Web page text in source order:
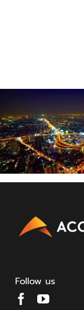
Follow us